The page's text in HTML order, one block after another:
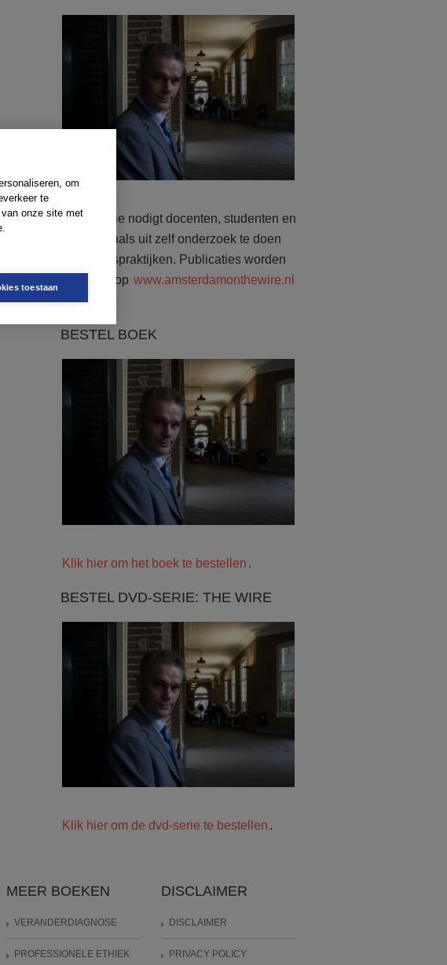
om
te
onze site met
toestaan
De redactie nodigt docenten, studenten en
professionals uit zelf onderzoek te doen
naar stadspraktijken. Publicaties worden
geplaatst op www.amsterdamonthewire.nl
.
BESTEL BOEK
Klik hier om het boek te bestellen .
BESTEL DVD-SERIE: THE WIRE
Klik hier om de dvd-serie te bestellen .
MEER BOEKEN
VERANDERDIAGNOSE
PROFESSIONELE ETHIEK
DISCLAIMER
DISCLAIMER
PRIVACY POLICY